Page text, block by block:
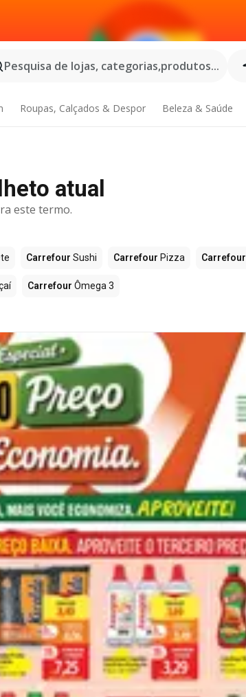
Pesquisa de lojas, categorias,produtos...
Roupas, Calçados & Despor Beleza & Saúde
atual
este termo.
Carrefour Sushi Carrefour Pizza Carrefour
Carrefour Ômega 3